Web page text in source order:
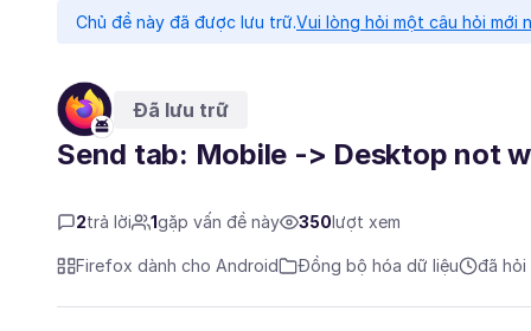
Chủ đề này đã được lưu trữ.Vui lòng hỏi một câu hỏi mới
Đã lưu trữ
Send tab: Mobile -> Desktop not
2trả lời 1gặp vấn đề này 350lượt xem
Firefox dành cho Android Đồng bộ hóa dữ liệu đã hỏi